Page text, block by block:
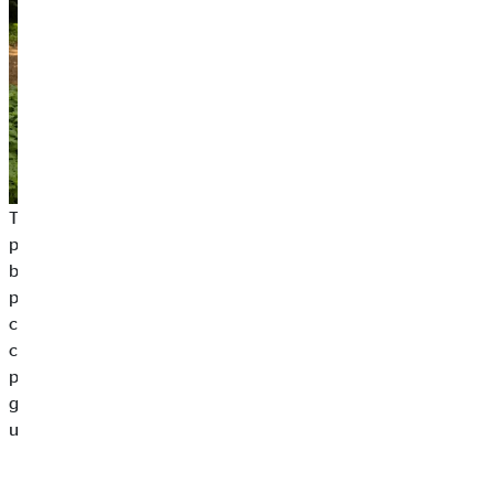
Tutti al mare! E la borsa da spiaggia, compresi cellulari e
portafogli, rimangono incustoditi sulla spiaggia. Conosciamo
bene la situazione: le vacanze all'estero ci rendono sempre un
po' più spensierati. In questi momenti di sbadataggine, può
capitare che in un istante venga rubato qualcosa. È meglio
chiedere ad altre persone di dare un'occhiata ai nostri effetti
personali o di lasciarli nella camera d'albergo. Quando sei in
giro per la città, di solito le tue cose sono al sicuro se le metti in
un marsupio attorno alla vita.